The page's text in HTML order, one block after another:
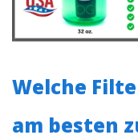
Welche
am besten